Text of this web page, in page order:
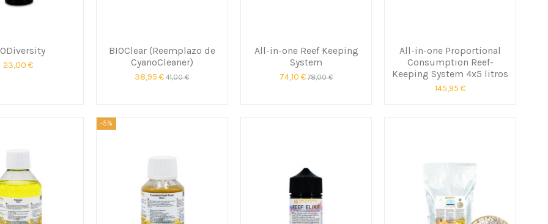
23,00 €
BIOClear (Reemplazo de
CyanoCleaner)
38,95 €41,00 €
All-in-one Reef Keeping
System
74,10 €78,00 €
All-in-one Proportional
Consumption Reef-
Keeping System 4x5 litros
145,95 €
-5%